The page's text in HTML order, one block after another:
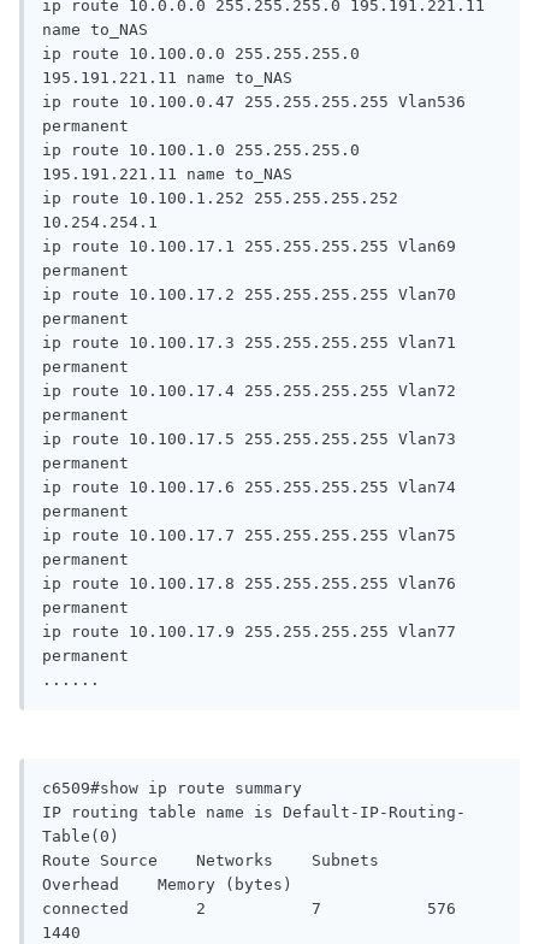
ip route 10.0.0.0 255.255.255.0 195.191.221.11
name to_NAS
ip route 10.100.0.0 255.255.255.0
195.191.221.11 name to_NAS
ip route 10.100.0.47 255.255.255.255 Vlan536
permanent
ip route 10.100.1.0 255.255.255.0
195.191.221.11 name to_NAS
ip route 10.100.1.252 255.255.255.252
10.254.254.1
ip route 10.100.17.1 255.255.255.255 Vlan69
permanent
ip route 10.100.17.2 255.255.255.255 Vlan70
permanent
ip route 10.100.17.3 255.255.255.255 Vlan71
permanent
ip route 10.100.17.4 255.255.255.255 Vlan72
permanent
ip route 10.100.17.5 255.255.255.255 Vlan73
permanent
ip route 10.100.17.6 255.255.255.255 Vlan74
permanent
ip route 10.100.17.7 255.255.255.255 Vlan75
permanent
ip route 10.100.17.8 255.255.255.255 Vlan76
permanent
ip route 10.100.17.9 255.255.255.255 Vlan77
permanent
......
c6509#show ip route summary
IP routing table name is Default-IP-Routing-
Table(0)
Route Source    Networks    Subnets
Overhead    Memory (bytes)
connected       2           7           576
1440